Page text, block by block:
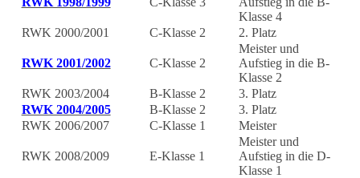
Klasse 4
RWK 2000/2001
C-Klasse 2 2. Platz
RWK 2001/2002 C-Klasse 2
Meister und
Aufstieg in die B-
Klasse 2
RWK 2003/2004
B-Klasse 2
3. Platz
RWK 2004/2005
B-Klasse 2
3. Platz
RWK 2006/2007
C-Klasse 1 Meister
RWK 2008/2009 E-Klasse 1
Meister und
Aufstieg in die D-
Klasse 1